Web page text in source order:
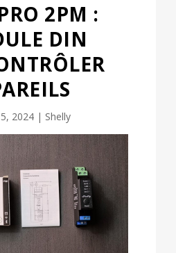
2PM :
DIN
5, 2024| Shelly